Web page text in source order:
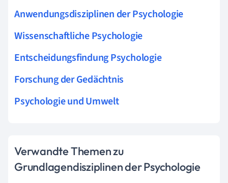
Anwendungsdisziplinen der Psychologie
Wissenschaftliche Psychologie
Entscheidungsfindung Psychologie
Forschung der Gedächtnis
Psychologie und Umwelt
Verwandte Themen zu
Grundlagendisziplinen der Psychologie